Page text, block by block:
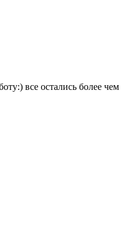
все остались более чем